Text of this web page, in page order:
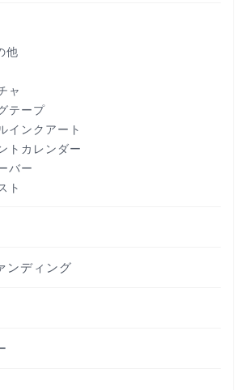
他
ャ
テープ
インクアート
トカレンダー
バー
ト
ンディング